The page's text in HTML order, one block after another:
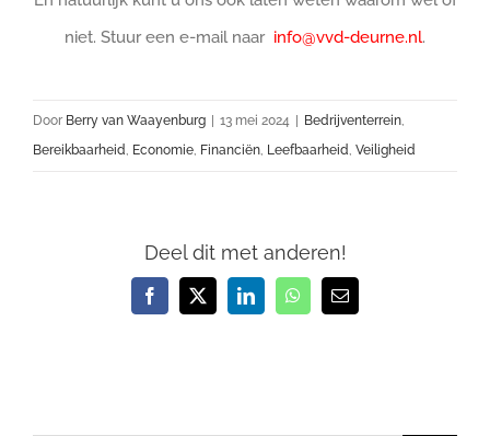
niet. Stuur een e-mail naar info@vvd-deurne.nl.
Door Berry van Waayenburg | 13 mei 2024 | Bedrijventerrein
Bereikbaarheid
Economie Financiën Leefbaarheid Veiligheid
Deel dit met anderen!
Facebook
X LinkedInWhatsApp
E-
mail